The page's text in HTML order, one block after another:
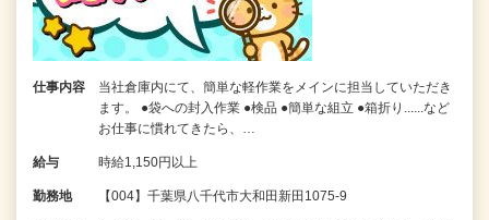
仕事内容
当社倉庫内にて、簡単な軽作業をメインに担当していただき
ます。 ●袋への封入作業 ●検品 ●簡単な組立 ●箱折り......など
お仕事に慣れてきたら、…
給与 時給1,150円以上
勤務地 【004】千葉県八千代市大和田新田1075-9